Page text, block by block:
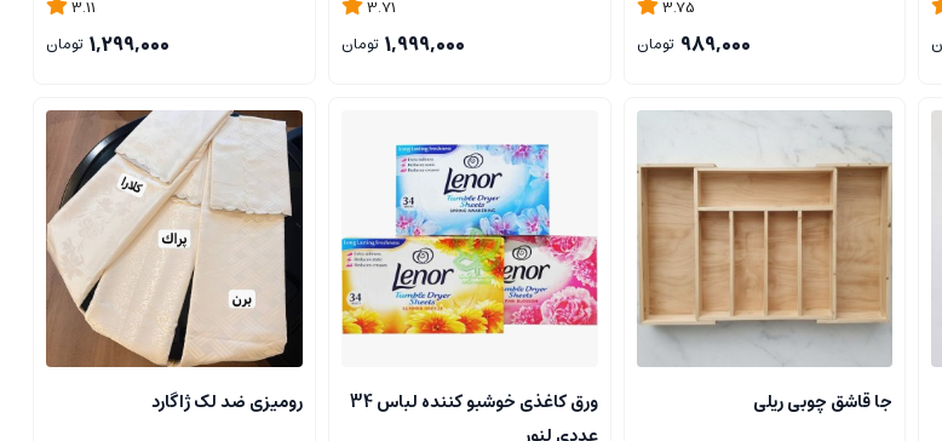
3.75
989,000 تومان
3.71
1,999,000 تومان
3.11
1,299,000 تومان
جا قاشق چوبی ریلی
ورق کاغذی خوشبو کننده لباس 34
رومیزی ضد لک ژاگارد